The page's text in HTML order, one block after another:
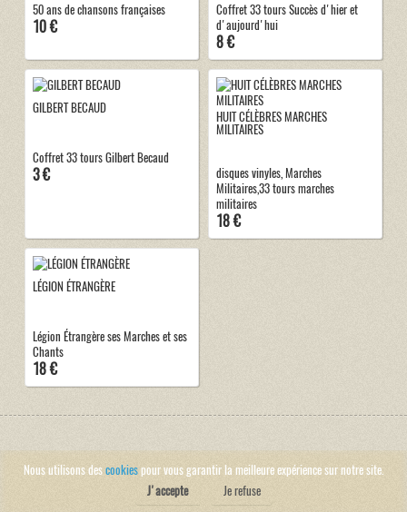
50 ans de chansons françaises
10 €
Coffret 33 tours Succès d'hier et
d'aujourd'hui
8 €
GILBERT BECAUD
Coffret 33 tours Gilbert Becaud
3 €
HUIT CÉLÈBRES MARCHES
MILITAIRES
disques vinyles, Marches
Militaires,33 tours marches
militaires
18 €
LÉGION ÉTRANGÈRE
Légion Étrangère ses Marches et ses
Chants
18 €
Nous utilisons descookiespour vous garantir la meilleure expérience sur notre site.
J'accepte
Je refuse